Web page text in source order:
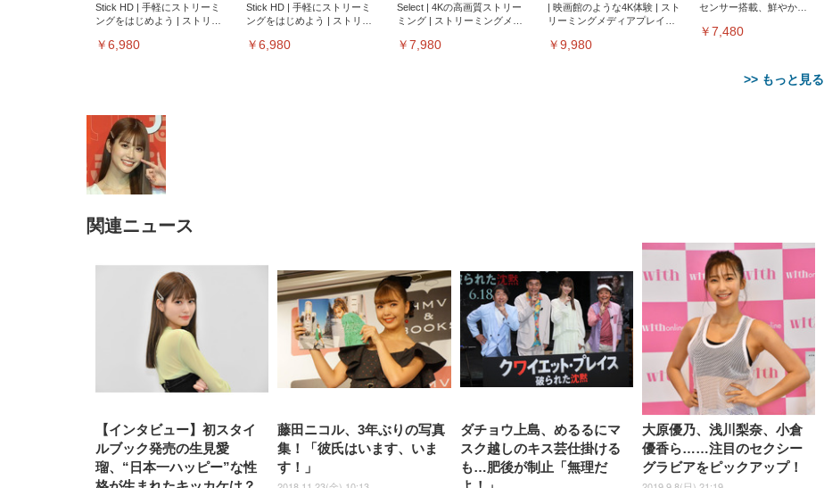
Stick HD | 手軽にストリーミ
ングをはじめよう | ストリー
￥6,980
Stick HD | 手軽にストリーミ
ングをはじめよう | ストリー
￥6,980
Select | 4Kの高画質ストリー
ミング | ストリーミングメデ
￥7,980
| 映画館のような4K体験 | スト
リーミングメディアプレイヤ
￥9,980
センサー搭載、鮮やかな
￥7,480
>> もっと見る
子 テレワーク 疲れない 跳ね
上げ式アームレスト コンパク
ト 約105度ロッキング pc 事務
椅子 360度回転 座面昇降 強化
ナイロン樹脂ベース 通気性メ
ッシュ 在宅ワーク H-
WY01(黒網+黒枠+黒足)
／デスクチェア メッシュチェ
ア 人間工学 疲れない ブラッ
￥27,999
チェア 疲れない テレワーク
チェア 強化バックレスト 30
度ロッキング機能 人間工学 椅
子 腰サポート 90度跳ね上げ
式アームレスト 3Dヘッドレス
ト ハンガー付き 高反発クッシ
ョン PCチェア 通気性メッシ
ュ ゲーミング/勉強/事務用 お
しゃれ パソコンチェア (ブラ
ック)
￥7,680
チェア 疲れない テレワーク
チェア 強化バックレスト 30度
ロッキング機能 人間工学 椅子
腰サポート 90度跳ね上げ式ア
ームレスト 3Dヘッドレスト
ハンガー付き 高反発クッショ
ン PCチェア 通気性メッシュ
ゲーミング/勉強/事務用 おし
ゃれ パソコンチェア (ホワイ
ト)
￥7,680
ANDWINT オフィスチェ
ア デスクチェア 肘なし メ
ッシュ 通気性 ランバーサ
ポート付き 腰サポート ガ
ス圧無段階昇降 360度回
転 キャスター付き コンパ
クト 幅52×奥行58.5×高さ
84～96cm テレワーク 在
宅勤務 ブラック
￥4,139
EV3240X-WT | 31.5型4K
UHD・USB Type-C・ホワイ
￥105,595
EV2740X-WT | 27.0型4K
UHD・USB Type-C・ホワイ
￥109,572
ク付き（CFI-ZDM1J）
￥49,979
HD（1920×1080）VA 非光
沢 HDMI/DisplayPort/VGA
スピーカー内蔵 高さ調整 ス
イベル VESA対応
ComfortView ビジネス向け
￥15,800
【MiniLED/24.5inch/280Hz/FHD】
GRAPHT THE SHOOTER
Gaming Monitor 24” Essential ゲ
ーミングモニター QD 24.5インチ
1ms FHD 量子ドット 残像低減 (3
年保証 | 輝点保証 | 日本メーカー)
￥34,980
ーツ 薄型 レギュラー 1回使い
捨て 無香料 ホワイト 300枚
ーツ 厚型 ワイド 42枚x2袋(84
枚) ホワイト(吸収面:ライトブ
￥3,234
ツ L 中型犬用 26枚入り 単品
￥1,800
ック) 【Amazon.co.jp限定】
Smart Basic アイリスオーヤマ
ペットシーツ 超厚型 お徳用
ワイド 100枚入 (x 1) (ケース
販売)
￥3,670
アイリスオーヤマ ペット
シーツ 超厚型 お徳用 レギ
ュラー 200枚入
【Amazon.co.jp限定】
￥3,731
関連ニュース
【インタビュー】初スタイ
ルブック発売の生見愛
瑠、“日本一ハッピー”な性
藤田ニコル、3年ぶりの写真
集！「彼氏はいます、いま
す！」
ダチョウ上島、めるるにマ
スク越しのキス芸仕掛ける
も…肥後が制止「無理だ
大原優乃、浅川梨奈、小倉
優香ら……注目のセクシー
グラビアをピックアップ！